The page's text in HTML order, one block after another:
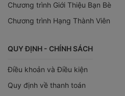
Chương trình Giới Thiệu Bạn Bè
Chương trình Hạng Thành Viên
QUY ĐỊNH - CHÍNH SÁCH
Điều khoản và Điều kiện
Quy định về thanh toán